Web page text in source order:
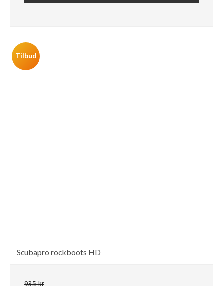
Tilbud
Scubapro rockboots HD
935 kr